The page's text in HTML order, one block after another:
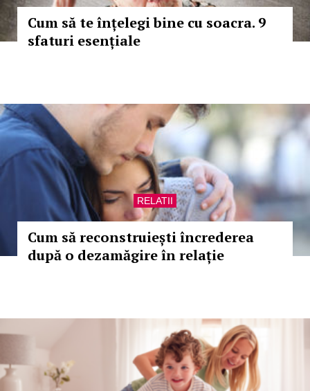
Cum să te înțelegi bine cu soacra. 9
sfaturi esențiale
RELATII
Cum să reconstruiești încrederea
după o dezamăgire în relație